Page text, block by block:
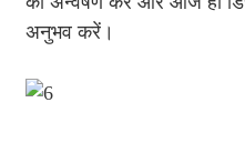
अनुभव करें।